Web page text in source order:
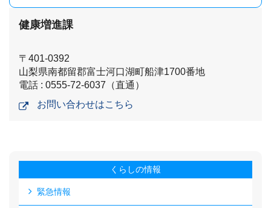
健康増進課
〒401-0392
山梨県南都留郡富士河口湖町船津1700番地
電話 : 0555-72-6037（直通）
お問い合わせはこちら
くらしの情報
緊急情報